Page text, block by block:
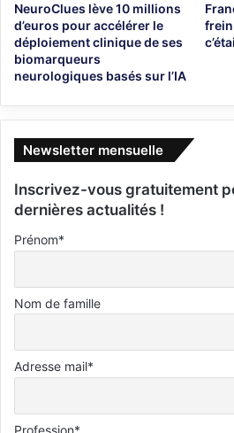
NeuroClues lève 10 millions
d’euros pour accélérer le
déploiement clinique de ses
biomarqueurs
neurologiques basés sur l’IA
frein
Newsletter mensuelle
Inscrivez-vous gratuitement
dernières actualités !
Prénom*
Nom de famille
Adresse mail*
Profession*